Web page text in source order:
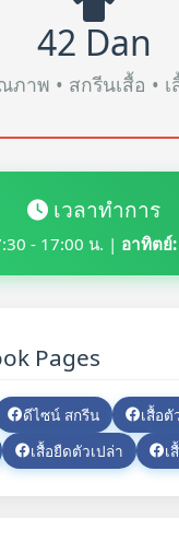
42 Dan
ภาพ • สกรีนเสื้อ • เ
เวลาทำการ
- 17:00 น. | อาทิตย์:
Pages
ดีไซน์ สกรีน
เสื้อตั
เสื้อยืดตัวเปล่า เ